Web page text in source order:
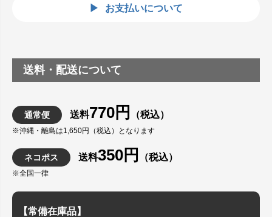
お支払いについて
送料・配送について
通常便 送料770円 （税込）
※沖縄・離島は1,650円（税込）となります
ネコポス 送料350円 （税込）
※全国一律
【常備在庫品】